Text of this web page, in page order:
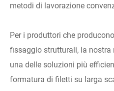
metodi di lavorazione
Per i produttori che
fissaggio strutturali, la nostra
una delle soluzioni più
formatura di filetti su larga